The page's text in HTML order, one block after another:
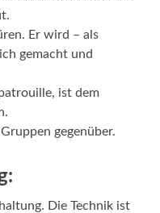
Er wird – als
gemacht und
ist dem
gegenüber.
Die Technik ist